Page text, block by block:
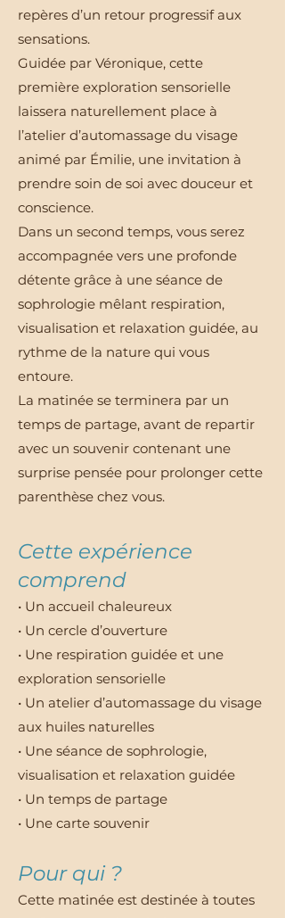
repères d’un retour progressif aux
sensations.
Guidée par Véronique, cette
première exploration sensorielle
laissera naturellement place à
l’atelier d’automassage du visage
animé par Émilie, une invitation à
prendre soin de soi avec douceur et
conscience.
Dans un second temps, vous serez
accompagnée vers une profonde
détente grâce à une séance de
sophrologie mêlant respiration,
visualisation et relaxation guidée, au
rythme de la nature qui vous
entoure.
La matinée se terminera par un
temps de partage, avant de repartir
avec un souvenir contenant une
surprise pensée pour prolonger cette
parenthèse chez vous.
Cette expérience
comprend
• Un accueil chaleureux
• Un cercle d’ouverture
• Une respiration guidée et une
exploration sensorielle
• Un atelier d’automassage du visage
aux huiles naturelles
• Une séance de sophrologie,
visualisation et relaxation guidée
• Un temps de partage
• Une carte souvenir
Pour qui ?
Cette matinée est destinée à toutes